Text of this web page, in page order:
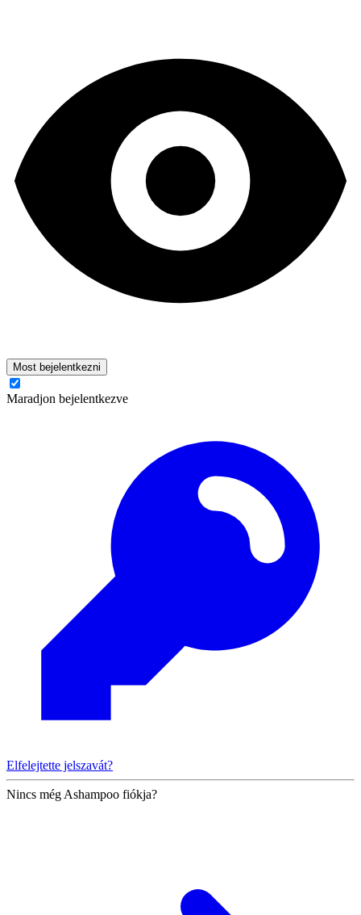
Most bejelentkezni
Maradjon bejelentkezve
Elfelejtette jelszavát?
Nincs még Ashampoo fiókja?